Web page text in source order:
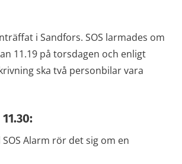
i Sandfors. SOS larmades om
11.19 på torsdagen och enligt
ska två personbilar vara
Alarm rör det sig om en